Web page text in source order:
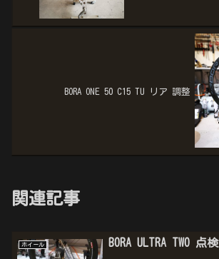
BORA ONE 50 C15 TU リア 調整
関連記事
ホイール BORA ULTRA TWO 点検